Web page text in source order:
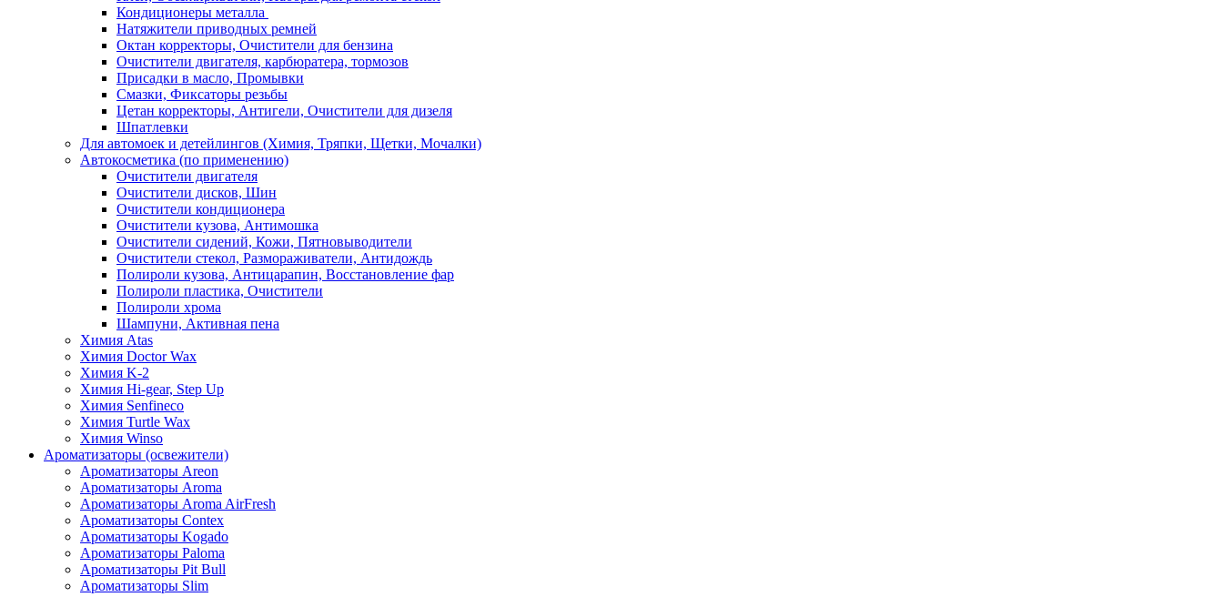
Кондиционеры металла
Натяжители приводных ремней
Октан корректоры, Очистители для бензина
Очистители двигателя, карбюратера, тормозов
Присадки в масло, Промывки
Смазки, Фиксаторы резьбы
Цетан корректоры, Антигели, Очистители для дизеля
Шпатлевки
Для автомоек и детейлингов (Химия, Тряпки, Щетки, Мочалки)
Автокосметика (по применению)
Очистители двигателя
Очистители дисков, Шин
Очистители кондиционера
Очистители кузова, Антимошка
Очистители сидений, Кожи, Пятновыводители
Очистители стекол, Размораживатели, Антидождь
Полироли кузова, Антицарапин, Восстановление фар
Полироли пластика, Очистители
Полироли хрома
Шампуни, Активная пена
Химия Atas
Химия Doctor Wax
Химия K-2
Химия Hi-gear, Step Up
Химия Senfineco
Химия Turtle Wax
Химия Winso
Ароматизаторы (освежители)
Ароматизаторы Areon
Ароматизаторы Aroma
Ароматизаторы Aroma AirFresh
Ароматизаторы Contex
Ароматизаторы Kogado
Ароматизаторы Paloma
Ароматизаторы Pit Bull
Ароматизаторы Slim